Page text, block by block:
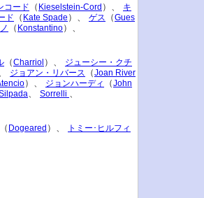
コード （ Kieselstein-Cord ）、
キ
ド （ Kate Spade ）、 ゲス （Gues
（ Konstantino）、
（Charriol ）、
ジューシー・クチ
ジョアン・リバース （Joan River
）、 ジョンハーディ （John
Sorrelli
（ Dogeared ）、
トミー･ヒルフィ